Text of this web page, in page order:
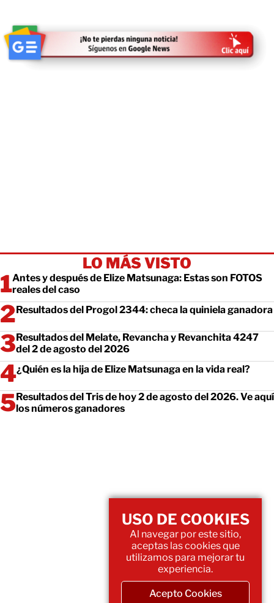
LO MÁS VISTO
Antes y después de Elize Matsunaga: Estas son FOTOS
reales del caso
Resultados del Progol 2344: checa la quiniela ganadora
Resultados del Melate, Revancha y Revanchita 4247
del 2 de agosto del 2026
¿Quién es la hija de Elize Matsunaga en la vida real?
Resultados del Tris de hoy 2 de agosto del 2026. Ve aquí
los números ganadores
USO DE COOKIES
Al navegar por este sitio,
aceptas las cookies que
utilizamos para mejorar tu
experiencia.
Acepto Cookies